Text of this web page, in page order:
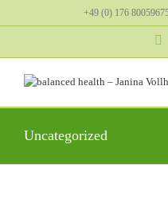
+49 (0) 176
Uncategorized